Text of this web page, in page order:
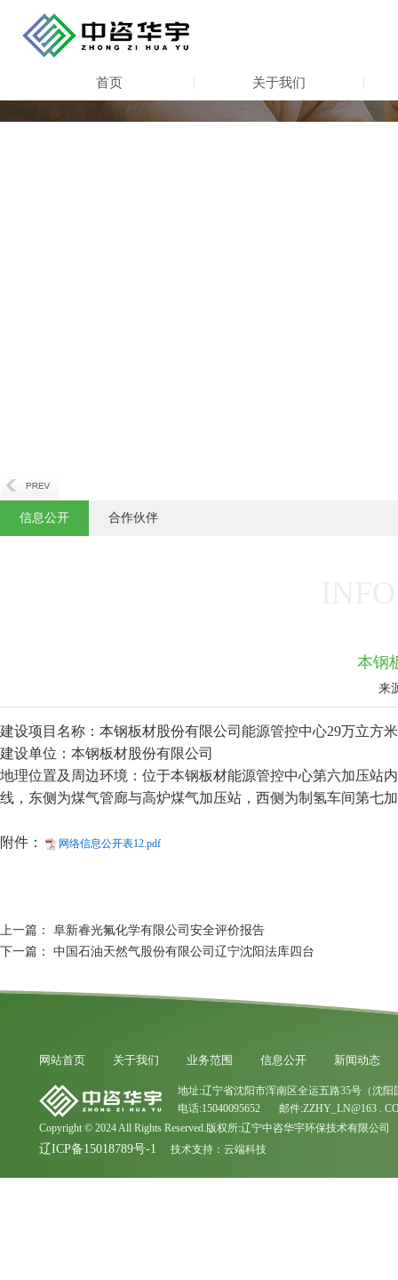
首页 关于我们
信息公开 合作伙伴
本钢
来
建设项目名称：本钢板材股份有限公司能源管控中心29万立方
建设单位：本钢板材股份有限公司
地理位置及周边环境：位于本钢板材能源管控中心第六加压站
线，东侧为煤气管廊与高炉煤气加压站，西侧为制氢车间第七
附件： 网络信息公开表12.pdf
上一篇： 阜新睿光氟化学有限公司安全评价报告
下一篇： 中国石油天然气股份有限公司辽宁沈阳法库四台
网站首页 关于我们 业务范围 信息公开 新闻动态
地址:辽宁省沈阳市浑南区全运五路35号（沈阳
电话:15040095652 邮件:ZZHY_LN@163 .
Copyright © 2024 All Rights Reserved.版权所:辽宁中咨华宇环保技术有限公司
辽ICP备15018789号-1 技术支持： 云端科技